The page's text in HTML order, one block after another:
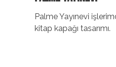
Palme Yayınevi
kitap kapağı tasarımı.